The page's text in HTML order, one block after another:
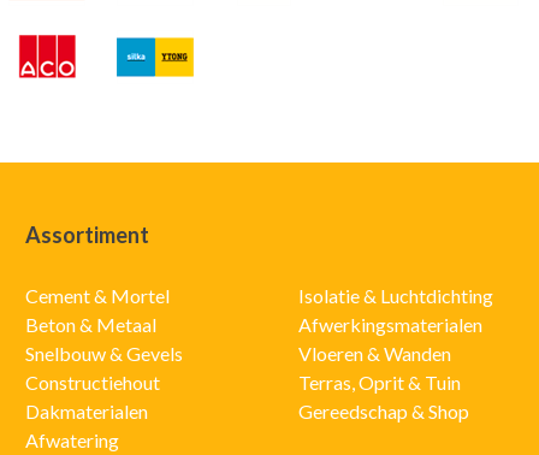
Assortiment
Cement & Mortel
Beton & Metaal
Snelbouw & Gevels
Constructiehout
Dakmaterialen
Afwatering
Isolatie & Luchtdichting
Afwerkingsmaterialen
Vloeren & Wanden
Terras, Oprit & Tuin
Gereedschap & Shop